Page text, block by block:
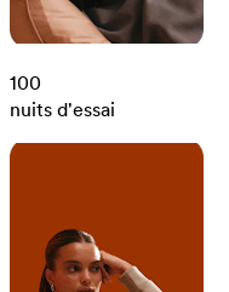
100
nuits d'essai